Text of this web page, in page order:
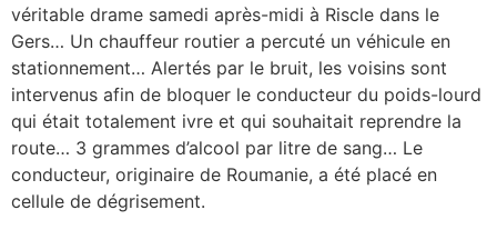
véritable drame samedi après-midi à Riscle dans le
Gers… Un chauffeur routier a percuté un véhicule en
stationnement… Alertés par le bruit, les voisins sont
intervenus afin de bloquer le conducteur du poids-lourd
qui était totalement ivre et qui souhaitait reprendre la
route… 3 grammes d’alcool par litre de sang… Le
conducteur, originaire de Roumanie, a été placé en
cellule de dégrisement.